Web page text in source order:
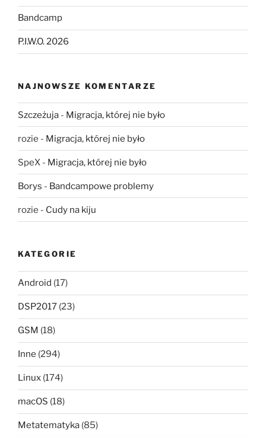
Bandcamp
P.I.W.O. 2026
NAJNOWSZE KOMENTARZE
Szczeżuja - Migracja, której nie było
rozie - Migracja, której nie było
SpeX - Migracja, której nie było
Borys - Bandcampowe problemy
rozie - Cudy na kiju
KATEGORIE
Android (17)
DSP2017 (23)
GSM (18)
Inne (294)
Linux (174)
macOS (18)
Metatematyka (85)